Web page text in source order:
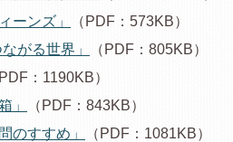
ーンズ」
（PDF：573KB）
がる世界」
（PDF：805KB）
PDF：1190KB）
」
（PDF：843KB）
のすすめ」
（PDF：1081KB）